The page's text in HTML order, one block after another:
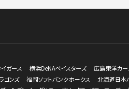
ガース 横浜DeNAベイスターズ
広島東洋カー
ゴンズ 福岡ソフトバンクホークス
北海道日本